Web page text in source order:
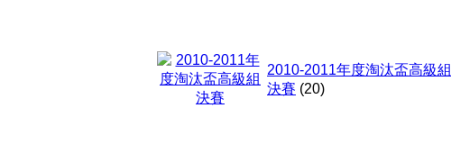
2010-2011年度淘汰盃高級組
決賽 (20)